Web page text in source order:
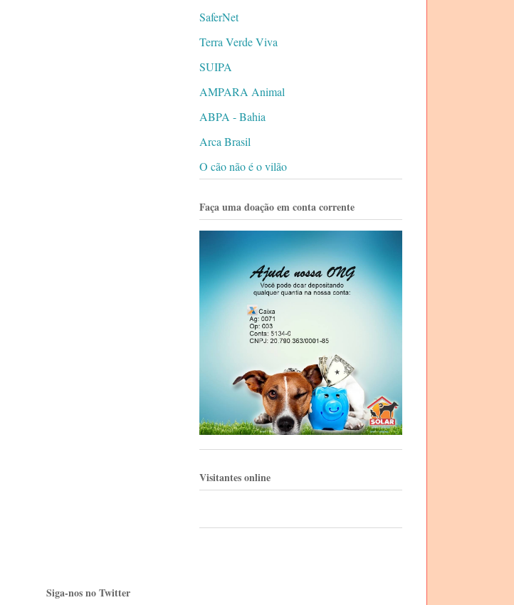
SaferNet
Terra Verde Viva
SUIPA
AMPARA Animal
ABPA - Bahia
Arca Brasil
O cão não é o vilão
Faça uma doação em conta corrente
Visitantes online
Siga-nos no Twitter